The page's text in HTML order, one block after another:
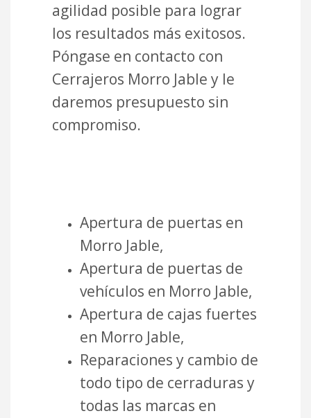
agilidad posible para lograr
los resultados más exitosos.
Póngase en contacto con
Cerrajeros Morro Jable y le
daremos presupuesto sin
compromiso.
Apertura de puertas en
Morro Jable,
Apertura de puertas de
vehículos en Morro Jable,
Apertura de cajas fuertes
en Morro Jable,
Reparaciones y cambio de
todo tipo de cerraduras y
todas las marcas en